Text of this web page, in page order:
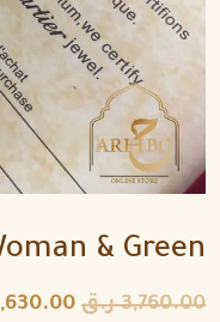
& Green
3,760.00 ر.ق 1,630.00